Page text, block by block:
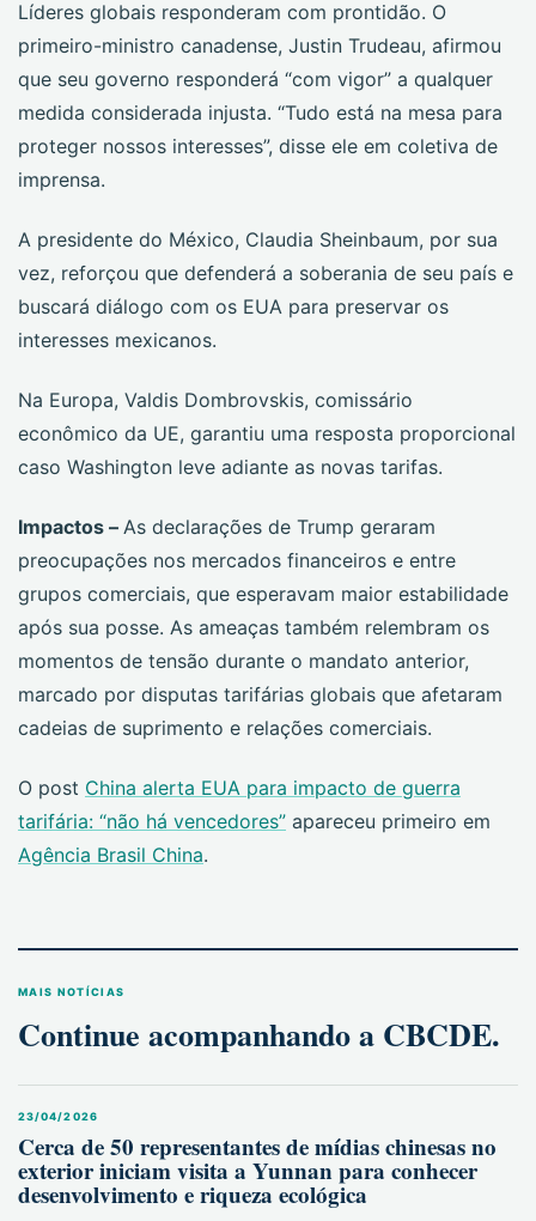
Líderes globais responderam com prontidão. O
primeiro-ministro canadense, Justin Trudeau, afirmou
que seu governo responderá “com vigor” a qualquer
medida considerada injusta. “Tudo está na mesa para
proteger nossos interesses”, disse ele em coletiva de
imprensa.
A presidente do México, Claudia Sheinbaum, por sua
vez, reforçou que defenderá a soberania de seu país e
buscará diálogo com os EUA para preservar os
interesses mexicanos.
Na Europa, Valdis Dombrovskis, comissário
econômico da UE, garantiu uma resposta proporcional
caso Washington leve adiante as novas tarifas.
Impactos – As declarações de Trump geraram
preocupações nos mercados financeiros e entre
grupos comerciais, que esperavam maior estabilidade
após sua posse. As ameaças também relembram os
momentos de tensão durante o mandato anterior,
marcado por disputas tarifárias globais que afetaram
cadeias de suprimento e relações comerciais.
O post China alerta EUA para impacto de guerra
tarifária: “não há vencedores” apareceu primeiro em
Agência Brasil China.
MAIS NOTÍCIAS
Continue acompanhando a CBCDE.
23/04/2026
Cerca de 50 representantes de mídias chinesas no
exterior iniciam visita a Yunnan para conhecer
desenvolvimento e riqueza ecológica